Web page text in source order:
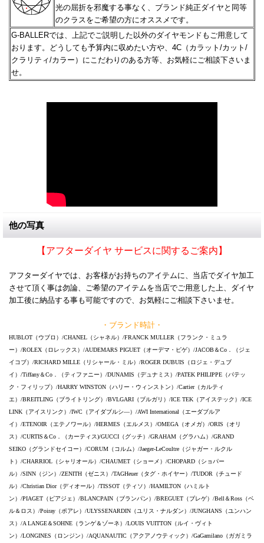
光の屈折を邪魔する事なく、ブランド純正ダイヤと同等
のクラスをご希望の方にオススメです。
G-BALLERでは、上記でご説明した以外のダイヤモンドもご用意して
おります。どうしても予算内に収めたい方や、 4C（カラット/カット/
クラリティ/カラー）にこだわりのある方等、お気軽にご相談下さいま
せ。
他の写真
【アフターダイヤ サービスに関するご案内】
アフターダイヤでは、お客様がお持ちのアイテムに、当店でダイヤ加工
させて頂く事は勿論、ご希望のアイテムを当店でご用意した上、ダイヤ
加工後に納品する事も可能ですので、お気軽にご相談下さいませ。
・ブランド時計・
HUBLOT（ウブロ）/CHANEL（シャネル）/FRANCK MULLER（フランク・ミュラ
ー）/ROLEX（ロレックス）/AUDEMARS PIGUET（オーデマ・ピゲ）/JACOB＆Co．（ジェ
イコブ）/RICHARD MILLE（リシャール・ミル）/ROGER DUBUIS（ロジェ・デュブ
イ）/Tiffany＆Co．（ティファニー）/DUNAMIS（デュナミス）/PATEK PHILIPPE（パテッ
ク・フィリップ）/HARRY WINSTON（ハリー・ウィンストン）/Cartier（カルティ
エ）/BREITLING（ブライトリング）/BVLGARI（ブルガリ）/ICE TEK（アイステック）/ICE
LINK（アイスリンク）/IWC（アイダブルシ―）/AWI International（エーダブルア
イ）/ETENOIR（エテノワール）/HERMES（エルメス）/OMEGA（オメガ）/ORIS（オリ
ス）/CURTIS＆Co．（カーティス)/GUCCI（グッチ）/GRAHAM（グラハム）/GRAND
SEIKO（グランドセイコー）/CORUM（コルム）/Jaeger-LeCoultre（ジャガー・ルクル
ト）/CHARRIOL（シャリオール）/CHAUMET（ショーメ）/CHOPARD（ショパー
ル）/SINN（ジン）/ZENITH（ゼニス）/TAGHeuer（タグ・ホイヤー）/TUDOR（チュード
ル）/Christian Dior（ディオール）/TISSOT（ティソ）/HAMILTON（ハミルト
ン）/PIAGET（ピアジェ）/BLANCPAIN（ブランパン）/BREGUET（ブレゲ）/Bell＆Ross（ベ
ル＆ロス）/Poiray（ポアレ）/ULYSSENARDIN（ユリス・ナルダン）/JUNGHANS（ユンハン
ス）/A LANGE＆SOHNE（ランゲ＆ゾーネ）/LOUIS VUITTON（ルイ・ヴィト
ン）/LONGINES（ロンジン）/AQUANAUTIC（アクアノウティック）/GaGamilano（ガガミラ